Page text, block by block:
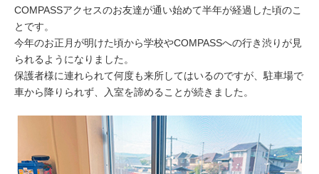
COMPASSアクセスのお友達が通い始めて半年が経過した頃のこ
とです。
今年のお正月が明けた頃から学校やCOMPASSへの行き渋りが見
られるようになりました。
保護者様に連れられて何度も来所してはいるのですが、駐車場で
車から降りられず、入室を諦めることが続きました。